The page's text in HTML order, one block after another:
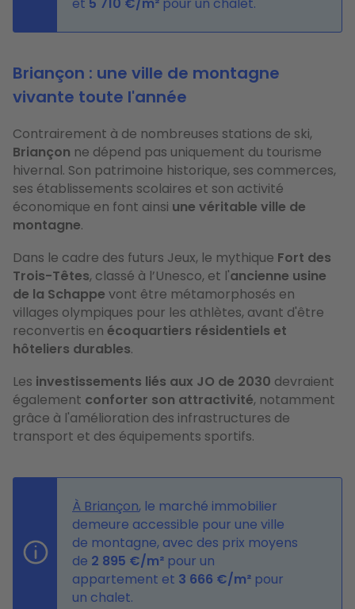
Briançon : une ville de montagne
vivante toute l'année
Contrairement à de nombreuses stations de ski,
Briançon ne dépend pas uniquement du tourisme
hivernal. Son patrimoine historique, ses commerces,
ses établissements scolaires et son activité
économique en font ainsi une véritable ville de
montagne.
Dans le cadre des futurs Jeux, le mythique Fort des
Trois-Têtes, classé à l’Unesco, et l'ancienne usine
de la Schappe vont être métamorphosés en
villages olympiques pour les athlètes, avant d'être
reconvertis en écoquartiers résidentiels et
hôteliers durables.
Les investissements liés aux JO de 2030 devraient
également conforter son attractivité, notamment
grâce à l'amélioration des infrastructures de
transport et des équipements sportifs.
À Briançon, le marché immobilier
demeure accessible pour une ville
de montagne, avec des prix moyens
de 2 895 €/m² pour un
appartement et 3 666 €/m² pour
un chalet.